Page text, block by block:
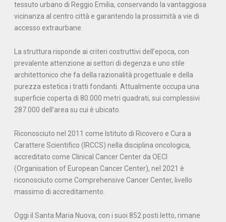
tessuto urbano di Reggio Emilia, conservando la vantaggiosa
vicinanza al centro città e garantendo la prossimità a vie di
accesso extraurbane.
La struttura risponde ai criteri costruttivi dell’epoca, con
prevalente attenzione ai settori di degenza e uno stile
architettonico che fa della razionalità progettuale e della
purezza estetica i tratti fondanti. Attualmente occupa una
superficie coperta di 80.000 metri quadrati, sui complessivi
287.000 dell’area su cui è ubicato.
Riconosciuto nel 2011 come Istituto di Ricovero e Cura a
Carattere Scientifico (IRCCS) nella disciplina oncologica,
accreditato come Clinical Cancer Center da OECI
(Organisation of European Cancer Center), nel 2021 è
riconosciuto come Comprehensive Cancer Center, livello
massimo di accreditamento.
Oggi il Santa Maria Nuova, con i suoi 852 posti letto, rimane